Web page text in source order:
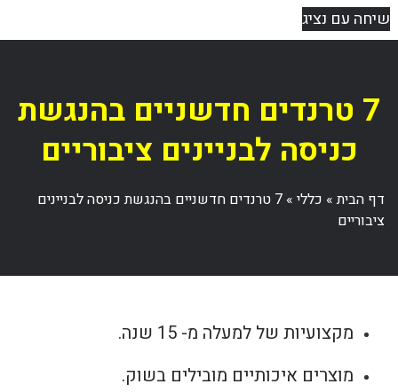
שיחה עם נציג
7 טרנדים חדשניים בהנגשת
כניסה לבניינים ציבוריים
דף הבית» כללי» 7 טרנדים חדשניים בהנגשת כניסה לבניינים
ציבוריים
מקצועיות של למעלה מ- 15 שנה.
מוצרים איכותיים מובילים בשוק.